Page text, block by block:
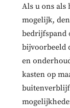
Als u ons als
mogelijk,
bedrijfspand
bijvoorbeeld
en
kasten op
buitenverblijf